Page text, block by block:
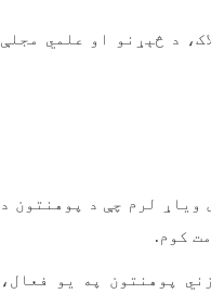
د څېړنو او علمي مجلې
لرم چې د پوهنتون د
کوم.
پوهنتون په یو فعال،